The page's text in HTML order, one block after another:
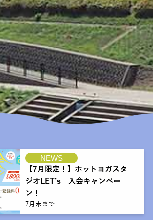
NEWS
【7月限定！】ホットヨガスタ
ジオLET’s 入会キャンペー
ン！
7月末まで